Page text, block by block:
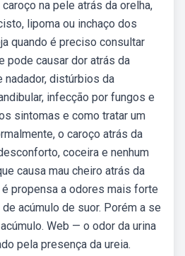
na pele atrás da orelha,
lipoma ou inchaço dos
quando é preciso consultar
pode causar dor atrás da
nadador, distúrbios da
infecção por fungos e
sintomas e como tratar um
o caroço atrás da
coceira e nenhum
causa mau cheiro atrás da
propensa a odores mais forte
acúmulo de suor. Porém a se
Web — o odor da urina
pela presença da ureia.